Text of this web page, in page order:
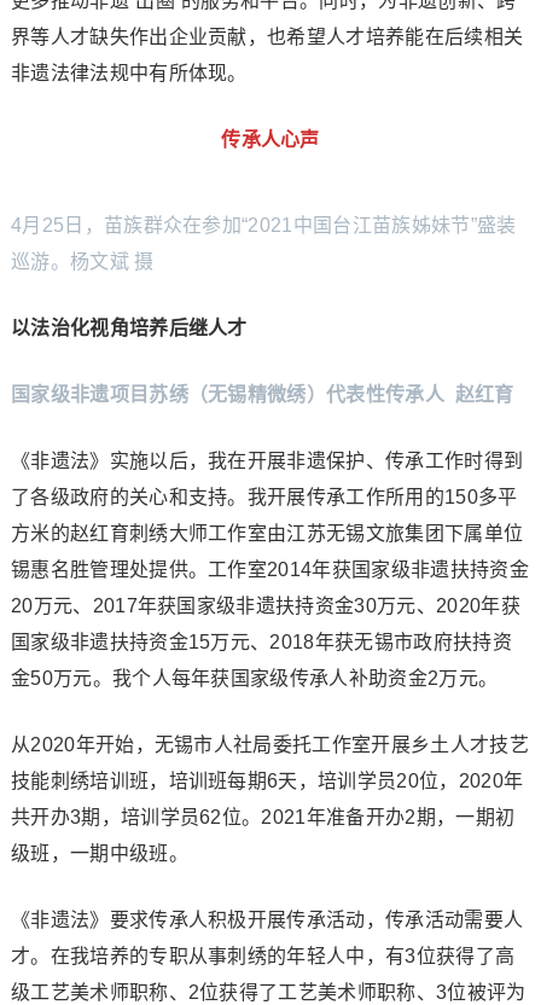
界等人才缺失作出企业贡献，也希望人才培养能在后续相关
非遗法律法规中有所体现。
传承人心声
4月25日，苗族群众在参加“2021中国台江苗族姊妹节”盛装
巡游。杨文斌 摄
以法治化视角培养后继人才
国家级非遗项目苏绣（无锡精微绣）代表性传承人 赵红育
《非遗法》实施以后，我在开展非遗保护、传承工作时得到
了各级政府的关心和支持。我开展传承工作所用的150多平
方米的赵红育刺绣大师工作室由江苏无锡文旅集团下属单位
锡惠名胜管理处提供。工作室2014年获国家级非遗扶持资金
20万元、2017年获国家级非遗扶持资金30万元、2020年获
国家级非遗扶持资金15万元、2018年获无锡市政府扶持资
金50万元。我个人每年获国家级传承人补助资金2万元。
从2020年开始，无锡市人社局委托工作室开展乡土人才技艺
技能刺绣培训班，培训班每期6天，培训学员20位，2020年
共开办3期，培训学员62位。2021年准备开办2期，一期初
级班，一期中级班。
《非遗法》要求传承人积极开展传承活动，传承活动需要人
才。在我培养的专职从事刺绣的年轻人中，有3位获得了高
级工艺美术师职称、2位获得了工艺美术师职称、3位被评为